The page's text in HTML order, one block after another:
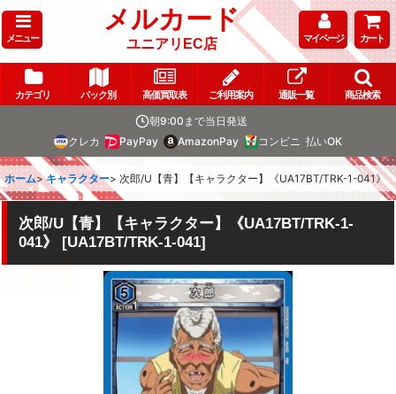
メニュー
メルカード
ユニアリEC店 マイページ カート
カテゴリ パック別 高価買取表 ご利用案内 通販一覧 商品検索
朝9:00まで当日発送
クレカ
PayPay AmazonPay コンビニ 払いOK
ホーム> キャラクター> 次郎/U【青】【キャラクター】《UA17BT/TRK-1-041》
次郎/U【青】【キャラクター】《UA17BT/TRK-1-
041》
[UA17BT/TRK-1-041]